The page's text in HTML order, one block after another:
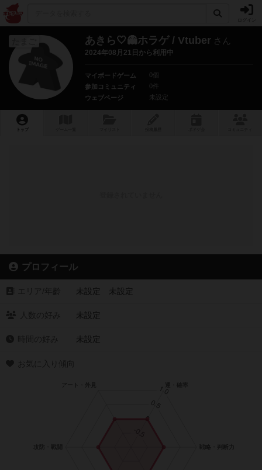
あきら🤍👻ホラゲ / Vtuber さん
2024年08月21日から利用中
マイボードゲーム
0個
参加コミュニティ
0件
ウェブページ
未設定
トップ
プロフィール
未設定 未設定
未設定
未設定